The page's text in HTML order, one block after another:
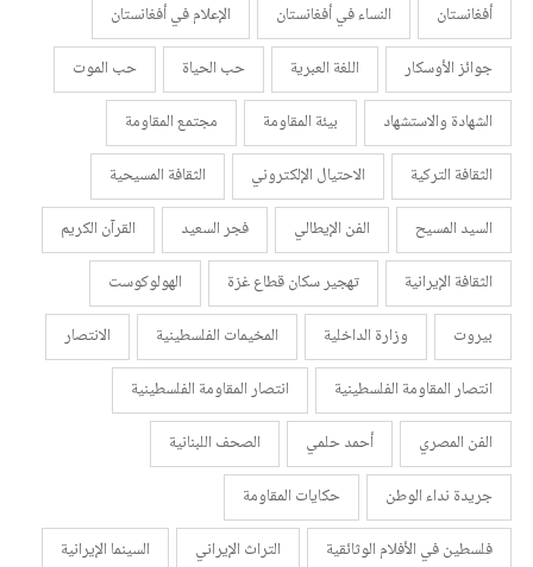
أفغانستان
النساء في أفغانستان
الإعلام في أفغانستان
جوائز الأوسكار
اللغة العبرية حب الحياة
حب الموت
الشهادة والاستشهاد
بيئة المقاومة
مجتمع المقاومة
الثقافة التركية
الاحتيال الإلكتروني
الثقافة المسيحية
السيد المسيح
الفن الإيطالي فجر السعيد
القرآن الكريم
الثقافة الإيرانية
تهجير سكان قطاع غزة
الهولوكوست
بيروت
وزارة الداخلية المخيمات الفلسطينية
الانتصار
انتصار المقاومة الفلسطينية
انتصار المقاومة الفلسطينية
الفن المصري
أحمد حلمي
الصحف اللبنانية
جريدة نداء الوطن
حكايات المقاومة
فلسطين في الأفلام الوثائقية
التراث الإيراني
السينما الإيرانية